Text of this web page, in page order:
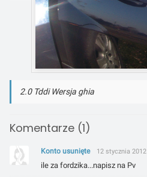
2.0 Tddi Wersja ghia
Komentarze (1)
Konto usunięte 12 stycznia 2012
ile za fordzika...napisz na Pv